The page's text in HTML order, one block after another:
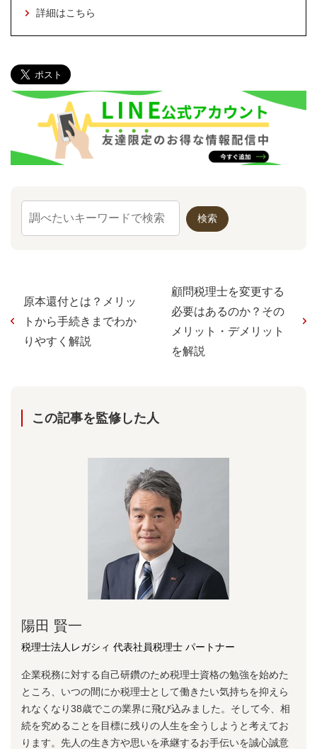
詳細はこちら
原本還付とは？メリッ
トから手続きまでわか
りやすく解説
顧問税理士を変更する
必要はあるのか？その
メリット・デメリット
を解説
この記事を監修した⼈
陽⽥ 賢⼀
税理士法人レガシィ 代表社員税理士 パートナー
企業税務に対する⾃⼰研鑽のため税理⼠資格の勉強を始めた
ところ、いつの間にか税理⼠として働きたい気持ちを抑えら
れなくなり38歳でこの業界に⾶び込みました。そして今、相
続を究めることを⽬標に残りの⼈⽣を全うしようと考えてお
ります。先⼈の⽣き⽅や思いを承継するお⼿伝いを誠⼼誠意